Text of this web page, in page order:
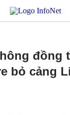
đồng
bỏ cảng